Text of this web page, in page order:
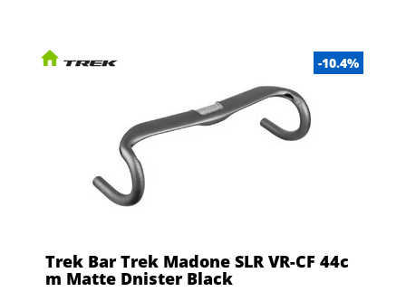
-10.4%
Trek Bar Trek Madone SLR VR-CF 44c
m Matte Dnister Black